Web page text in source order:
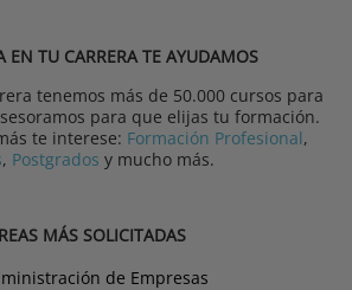
EN TU CARRERA TE AYUDAMOS
tenemos más de 50.000 cursos para
para que elijas tu formación.
te interese: Formación Profesional,
, Postgrados y mucho más.
MÁS SOLICITADAS
de Empresas